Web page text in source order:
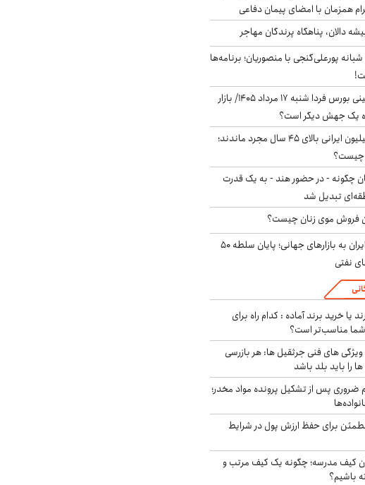
همزمان با امضای پیمان دفاعی
دالان، پناهگاه پرندگان مهاجر
پورعلی‌گنجی با منصوریان؛ برنامه‌ها
پیش‌بینی بورس فردا شنبه ۱۷ مرداد ۱۴۰۵/ بازار
یک جهش دیگر است؟
چند میلیون ایرانی بالای ۴۵ سال مجرد ماندند؛
چیست؟
چگونه - در حضور هند - به یک قدرت
تبدیل شد
فروش موی زنان چیست؟
شوک ایران به بازارهای جهانی؛ پایان سلطه ۵۰
نفتی
یا خرید برند آماده : کدام راه برای
مناسب‌تر است؟
های فنی جرثقیل ها: هر بازرسی
را باید بلد باشد
ضروری پس از تشکیل پرونده مواد مخدر؛
برای حفظ ارزش پول در شرایط
کیف مدرسه؛ چگونه یک کیف مرتب و
باشیم؟